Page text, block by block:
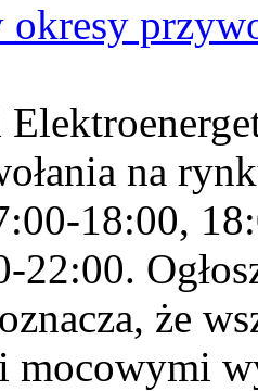
okresy
na
18:00,
22:00.
że
mocowymi